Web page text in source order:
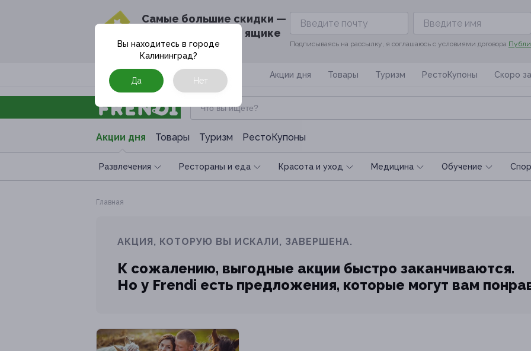
Cамые большие скидки —
в твоём почтовом ящике
Подписываясь на рассылку, я соглашаюсь с условиями договора
Москва Акции дня Товары Туризм РестоКупоны Скоро
Акции дня Товары Туризм РестоКупоны
Развлечения Рестораны и еда Красота и уход Медицина Обучение
Вы находитесь в городе
Калининград?
Да Нет
Главная
АКЦИЯ, КОТОРУЮ ВЫ ИСКАЛИ, ЗАВЕРШЕНА.
К сожалению, выгодные акции быстро заканчиваются.
Но у Frendi есть предложения, которые могут вам